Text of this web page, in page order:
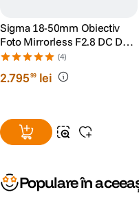
Sigma 18-50mm Obiectiv
Foto Mirrorless F2.8 DC DN
Contemporary Montura Sony
(4)
2.79599 lei
Populare în